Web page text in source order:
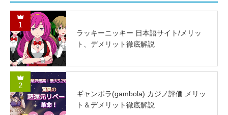
1
ラッキーニッキー 日本語サイト/メリッ
ト、デメリット徹底解説
2
ギャンボラ(gambola) カジノ評価 メリッ
ト＆デメリット徹底解説